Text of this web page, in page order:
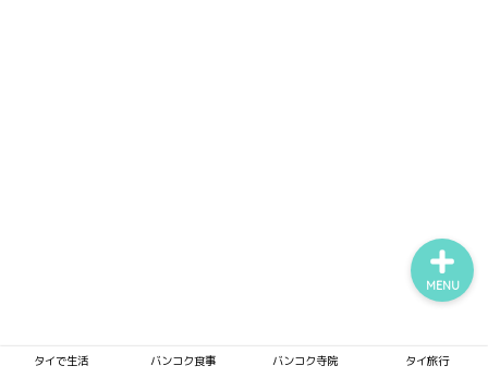
タイで生活 バンコク食事 バンコク寺院 タイ旅行
MENU